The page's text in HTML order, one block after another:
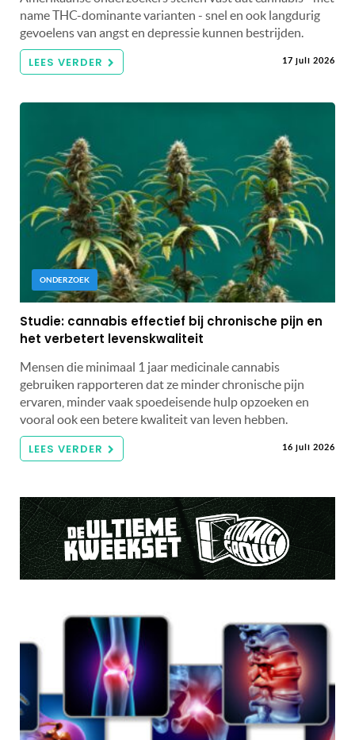
name THC-dominante varianten - snel en ook langdurig
gevoelens van angst en depressie kunnen bestrijden.
LEES VERDER 17 juli 2026
ONDERZOEK
Studie: cannabis effectief bij chronische pijn en
het verbetert levenskwaliteit
Mensen die minimaal 1 jaar medicinale cannabis
gebruiken rapporteren dat ze minder chronische pijn
ervaren, minder vaak spoedeisende hulp opzoeken en
vooral ook een betere kwaliteit van leven hebben.
LEES VERDER 16 juli 2026